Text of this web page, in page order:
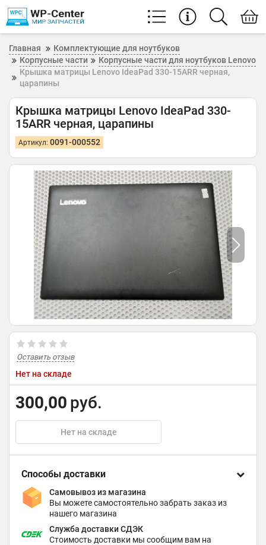
Главная
Комплектующие для ноутбуков
Корпусные части
Корпусные части для ноутбуков Lenovo
Крышка матрицы Lenovo IdeaPad 330-15ARR черная,
царапины
Крышка матрицы Lenovo IdeaPad 330-
15ARR черная, царапины
Артикул: 0091-000552
Оставить отзыв
Нет на складе
300,00 руб.
Нет на складе
Способы доставки
Самовывоз из магазина
Вы можете самостоятельно забрать заказ из
нашего магазина
Служба доставки СДЭК
Стоимость доставки мы сообщим вам на